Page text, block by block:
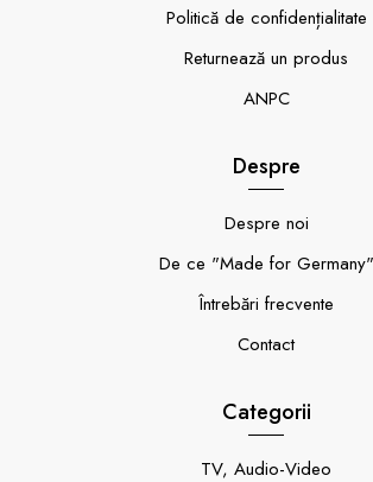
Politică de confidențialitate
Returnează un produs
ANPC
Despre
Despre noi
De ce "Made for Germany"
Întrebări frecvente
Contact
Categorii
TV, Audio-Video